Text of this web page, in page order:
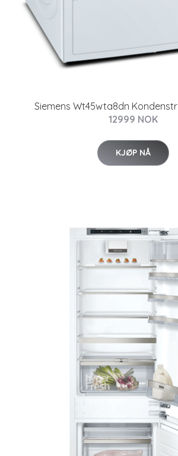
Siemens Wt45wta8dn
12999 NOK
KJØP NÅ